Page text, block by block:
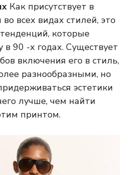
Как присутствует в
всех видах стилей, это
которые
90 -х годах. Существует
включения его в стиль,
разнообразными, но
эстетики
лучше, чем найти
принтом.